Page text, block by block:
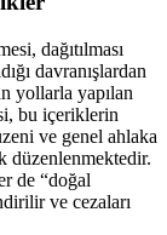
dağıtılması
davranışlardan
yollarla yapılan
bu içeriklerin
ve genel ahlaka
düzenlenmektedir.
de “doğal
ve cezaları